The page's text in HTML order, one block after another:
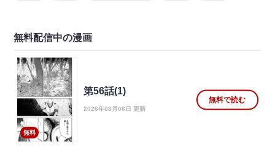
無料配信中の漫画
無料
第56話(1)
2026年08月06日 更新
無料で読む